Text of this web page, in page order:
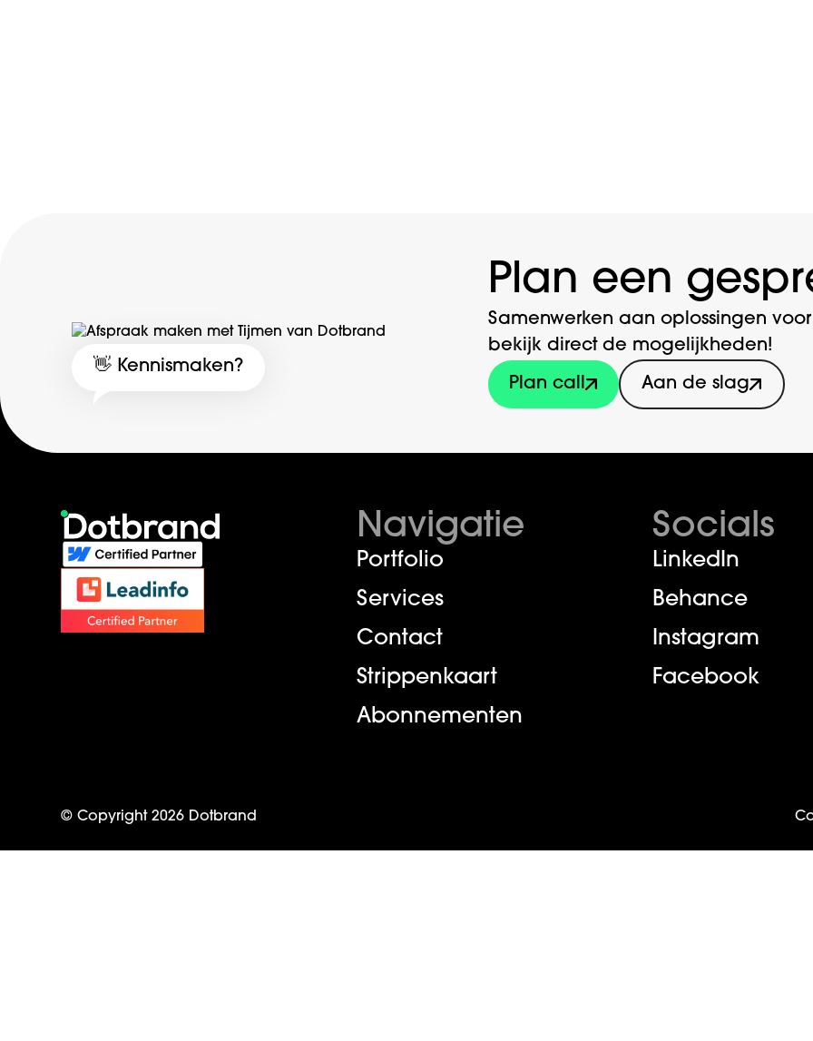
👋 Kennismaken?
Plan een
Samenwerken aan oplossingen
bekijk direct de mogelijkheden!
Plan call Aan de slag
Navigatie
Portfolio
Services
Contact
Strippenkaart
Abonnementen
Socials
LinkedIn
Behance
Instagram
Facebook
© Copyright2026 Dotbrand